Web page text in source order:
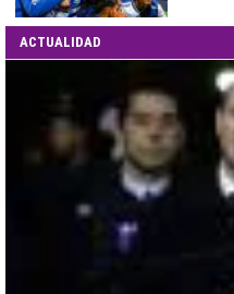
ACTUALIDAD